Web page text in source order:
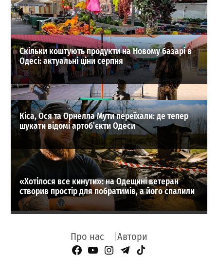
02-08-2026 в 10:03
ВИБІР РЕДАКЦІЇ
Скільки коштують продукти на Новому базарі в
Одесі: актуальні ціни серпня
Кіса, Ося та Орнелла Мути переїхали: де тепер
шукати відомі артоб’єкти Одеси
«Хотілося все кинути»: на Одещині ветеран
створив простір для побратимів, а його спалили
Про нас Автори
Facebook Page
YouTube
Instagram
Telegram
TikTok